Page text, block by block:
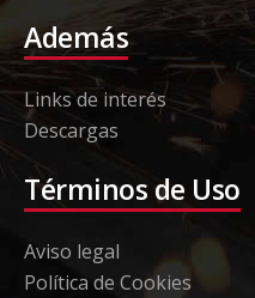
Además
Links de interés
Descargas
Términos de Uso
Aviso legal
Política de Cookies